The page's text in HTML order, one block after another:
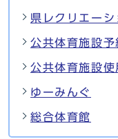
県レクリエー
公共体育施設予
公共体育施設使
ゆーみんぐ
総合体育館